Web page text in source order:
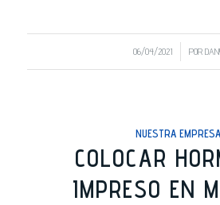
06/04/2021 POR
NUESTRA EMPRESA
COLOCAR
IMPRESO EN